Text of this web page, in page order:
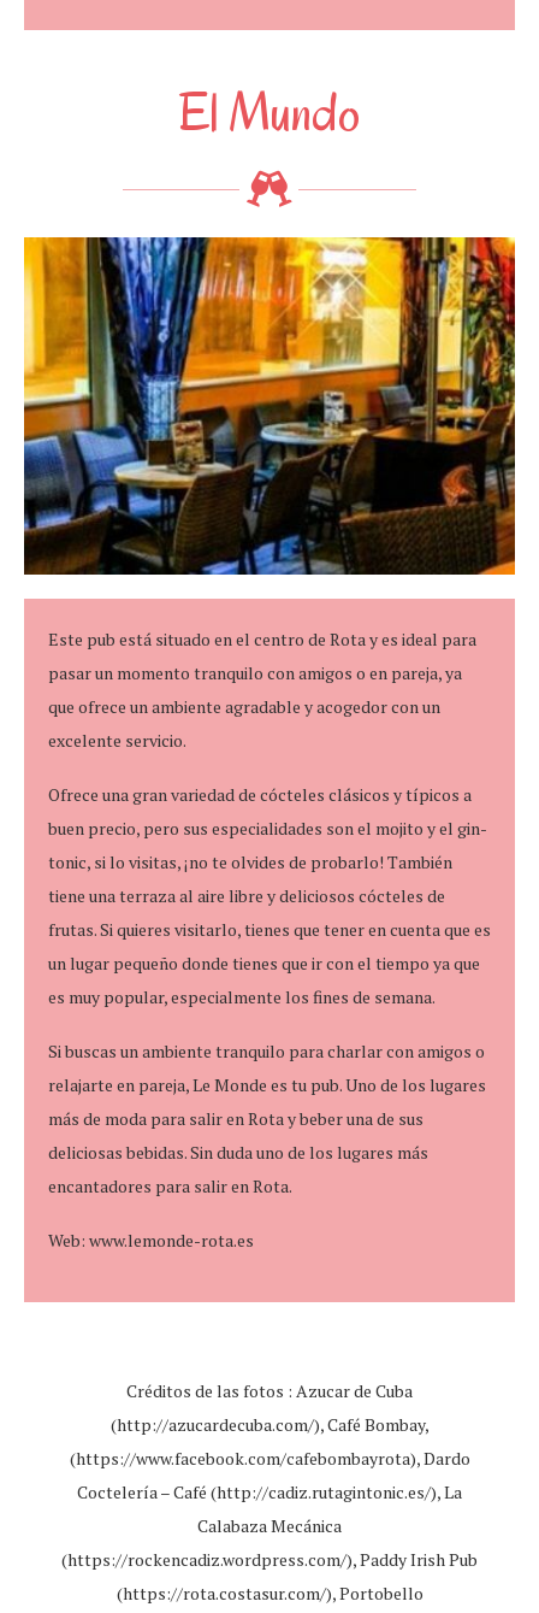
El Mundo
Este pub está situado en el centro de Rota y es ideal para
pasar un momento tranquilo con amigos o en pareja, ya
que ofrece un ambiente agradable y acogedor con un
excelente servicio.
Ofrece una gran variedad de cócteles clásicos y típicos a
buen precio, pero sus especialidades son el mojito y el gin-
tonic, si lo visitas, ¡no te olvides de probarlo! También
tiene una terraza al aire libre y deliciosos cócteles de
frutas. Si quieres visitarlo, tienes que tener en cuenta que es
un lugar pequeño donde tienes que ir con el tiempo ya que
es muy popular, especialmente los fines de semana.
Si buscas un ambiente tranquilo para charlar con amigos o
relajarte en pareja, Le Monde es tu pub. Uno de los lugares
más de moda para salir en Rota y beber una de sus
deliciosas bebidas. Sin duda uno de los lugares más
encantadores para salir en Rota.
Web: www.lemonde-rota.es
Créditos de las fotos : Azucar de Cuba
(http://azucardecuba.com/), Café Bombay,
(https://www.facebook.com/cafebombayrota), Dardo
Coctelería – Café (http://cadiz.rutagintonic.es/), La
Calabaza Mecánica
(https://rockencadiz.wordpress.com/), Paddy Irish Pub
(https://rota.costasur.com/), Portobello